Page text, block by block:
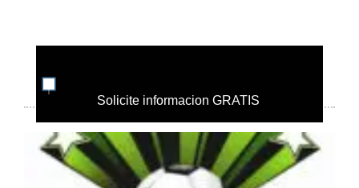
Solicite informacion GRATIS